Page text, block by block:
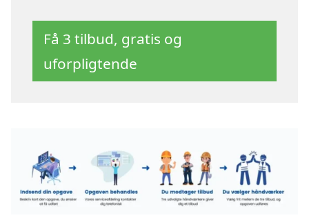
Få 3 tilbud, gratis og
uforpligtende